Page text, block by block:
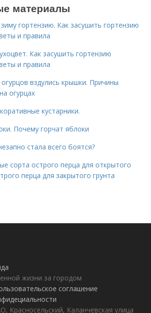
материалы
гортензию. Как засушить гортензию
и правила
Как засушить гортензию
и правила
вздулись крышки. Причины
огурцах
кустарники.
Почему горчат яблоки
стала всего боятся?
сорта острого перца для открытого
перца для закрытого грунта
жизни за городом
соглашение
Красносельский, Каланчевская улица